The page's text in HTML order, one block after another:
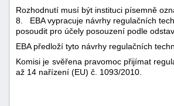
Rozhodnutí musí být instituci písemně
8.
EBA vypracuje návrhy regulačních
posoudit pro účely posouzení podle
EBA předloží tyto návrhy regulačních
Komisi je svěřena pravomoc přijímat
až 14 nařízení (EU) č. 1093/2010.